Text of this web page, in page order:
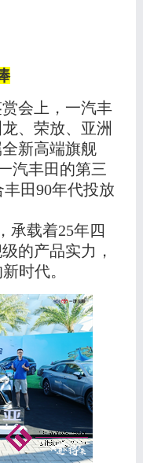
会上，一汽丰
、荣放、亚洲
新高端旗舰
汽丰田的第三
田90年代投放
承载着25年四
的产品实力 ，
时代。